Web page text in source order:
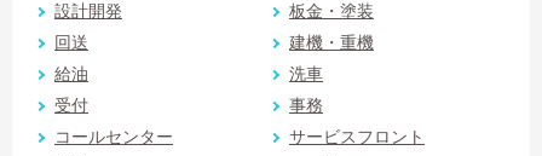
設計開発
板金・塗装
回送
建機・重機
給油
洗車
受付
事務
コールセンター
サービスフロント